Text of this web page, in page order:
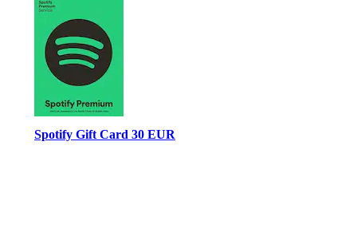
Spotify Gift Card 30 EUR